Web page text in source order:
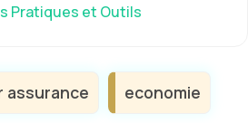
Pratiques et Outils
assurance economie